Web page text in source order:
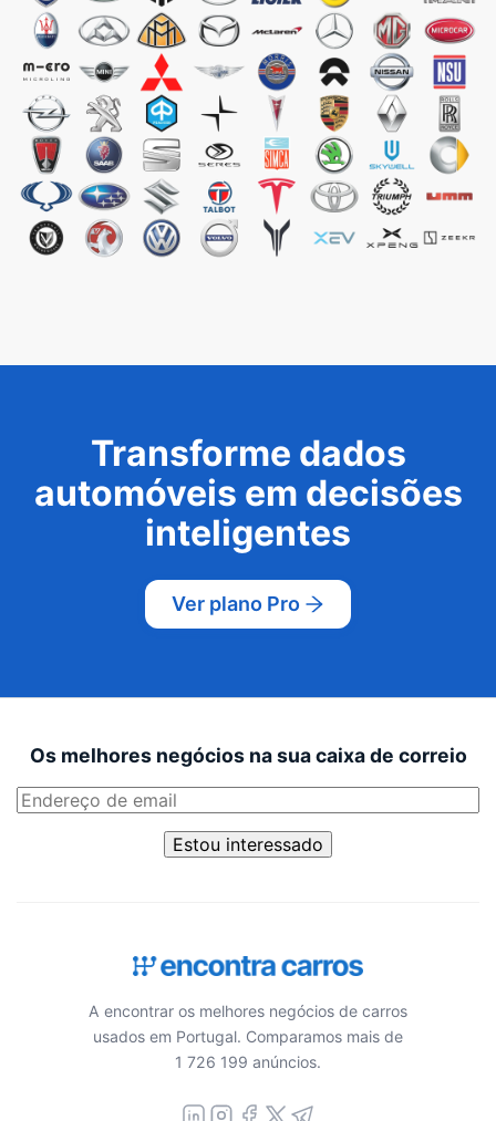
Transforme dados
automóveis em decisões
inteligentes
Ver plano Pro
Os melhores negócios na sua caixa de correio
Estou interessado
A encontrar os melhores negócios de carros
usados em Portugal. Comparamos mais de
1 726 199 anúncios.